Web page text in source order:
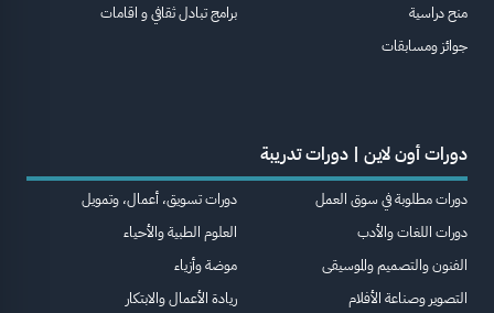
منح دراسية
جوائز ومسابقات
برامج تبادل ثقافي و اقامات
دورات أون لاين | دورات تدريبة
دورات مطلوبة في سوق العمل
دورات اللغات والأدب
الفنون والتصميم والموسيقى
التصوير وصناعة الأفلام
دورات تسويق، أعمال، وتمويل
العلوم الطبية والأحياء
موضة وأزياء
ريادة الأعمال والابتكار